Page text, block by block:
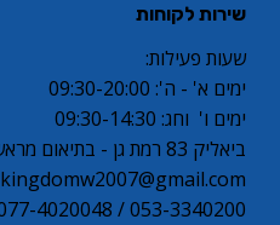
שירות לקוחות
שעות פעילות:
ימים א' - ה': 09:30-20:00
ימים ו' וחג: 09:30-14:30
ביאליק 83 רמת גן - בתיאום מראש -
kingdomw2007@gmail.com
053-3340200 / 077-4020048